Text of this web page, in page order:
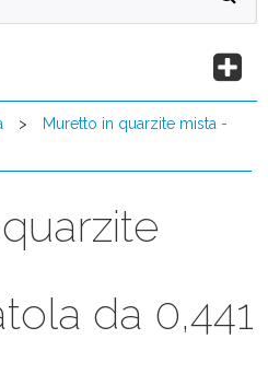
>
Muretto in quarzite mista -
da 0,441